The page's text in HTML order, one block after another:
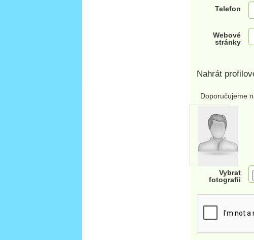
Telefon
Webové
stránky
Nahrát
Doporučujeme
Vybrat
fotografii